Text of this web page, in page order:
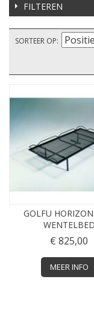
FILTEREN
SORTEER OP
GOLFU
WENTELBED
€ 825,00
MEER INFO